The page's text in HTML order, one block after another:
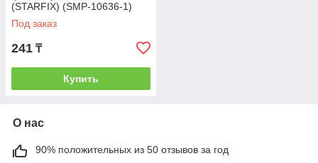
(STARFIX) (SMP-10636-1)
Под заказ
241 ₸
Купить
О нас
90% положительных из 50 отзывов за год